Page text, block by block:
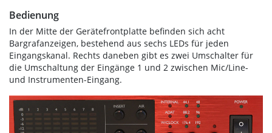
Bedienung
In der Mitte der Gerätefrontplatte befinden sich acht
Bargrafanzeigen, bestehend aus sechs LEDs für jeden
Eingangskanal. Rechts daneben gibt es zwei Umschalter für
die Umschaltung der Eingänge 1 und 2 zwischen Mic/Line-
und Instrumenten-Eingang.